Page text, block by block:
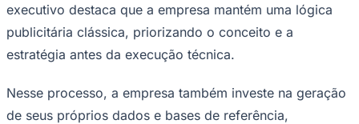
executivo destaca que a empresa mantém uma lógica
publicitária clássica, priorizando o conceito e a
estratégia antes da execução técnica.
Nesse processo, a empresa também investe na geração
de seus próprios dados e bases de referência,